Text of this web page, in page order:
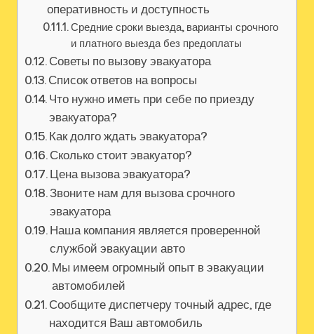
оперативность и доступность
Средние сроки выезда, варианты срочного
и платного выезда без предоплаты
Советы по вызову эвакуатора
Список ответов на вопросы
Что нужно иметь при себе по приезду
эвакуатора?
Как долго ждать эвакуатора?
Сколько стоит эвакуатор?
Цена вызова эвакуатора?
Звоните нам для вызова срочного
эвакуатора
Наша компания является проверенной
службой эвакуации авто
Мы имеем огромный опыт в эвакуации
автомобилей
Сообщите диспетчеру точный адрес, где
находится Ваш автомобиль